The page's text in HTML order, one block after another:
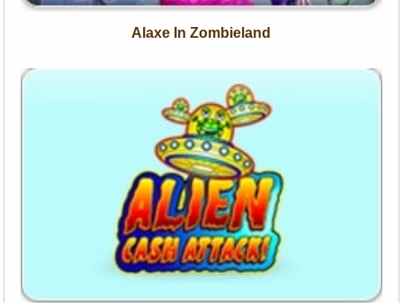
Alaxe In Zombieland